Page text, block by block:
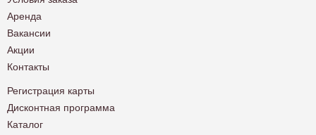
Аренда
Вакансии
Акции
Контакты
Регистрация карты
Дисконтная программа
Каталог